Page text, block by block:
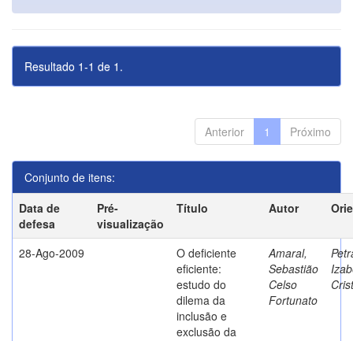
Resultado 1-1 de 1.
Anterior 1 Próximo
Conjunto de itens:
Data de
defesa
Pré-
visualização
Título Autor
28-Ago-2009
O deficiente
eficiente:
estudo do
dilema da
inclusão e
exclusão da
Amaral,
Sebastião
Celso
Fortunato